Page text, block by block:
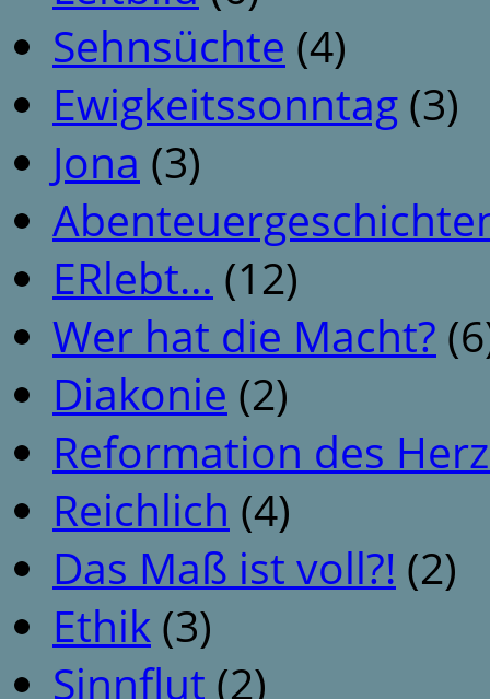
Sehnsüchte (4)
Ewigkeitssonntag (3)
Jona (3)
ERlebt… (12)
Wer hat die Macht?
Diakonie (2)
Reformation des
Reichlich (4)
Das Maß ist voll?! (2)
Ethik (3)
Sinnflut (2)